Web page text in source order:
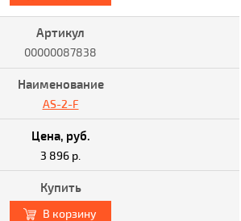
00000087838
AS-2-F
3 896 р.
В корзину